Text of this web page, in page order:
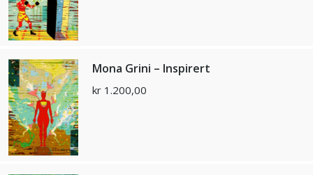
Mona Grini – Inspirert
kr 1.200,00